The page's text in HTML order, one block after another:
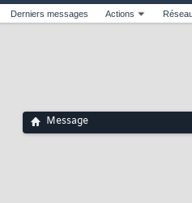
Derniers messages
Actions
Message